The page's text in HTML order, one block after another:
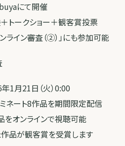
にて開催
トークショー＋観客賞投票
ライン審査（②）」にも参加可能
1月21日（火）0:00
ネート8作品を期間限定配信
をオンラインで視聴可能
作品が観客賞を受賞します